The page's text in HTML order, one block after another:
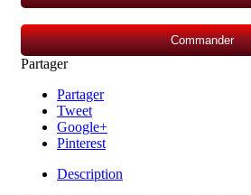
Commander
Partager
Partager
Tweet
Google+
Pinterest
Description